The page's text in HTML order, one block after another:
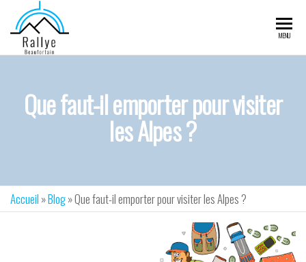
Beaufortain
MENU
Que faut-il emporter pour visiter
les Alpes ?
Accueil »Blog»Que faut-il emporter pour visiter les Alpes ?